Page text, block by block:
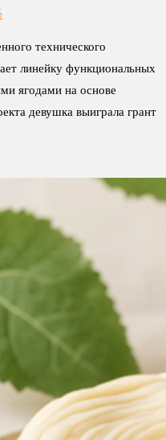
технического
линейку функциональных
ягодами на основе
девушка выиграла грант